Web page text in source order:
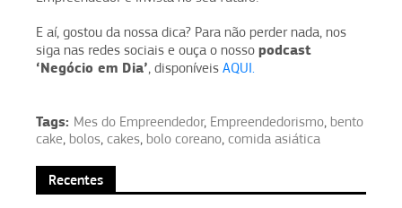
E aí, gostou da nossa dica? Para não perder nada, nos
siga nas redes sociais e ouça o nosso podcast
‘Negócio em Dia’, disponíveis AQUI.
Tags: Mes do Empreendedor, Empreendedorismo, bento
cake, bolos, cakes, bolo coreano, comida asiática
Recentes